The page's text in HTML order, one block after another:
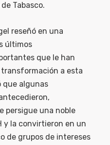
Tabasco.
reseñó en una
últimos
que le han
a esta
que algunas
persigue una noble
y la convirtieron en un
de grupos de intereses